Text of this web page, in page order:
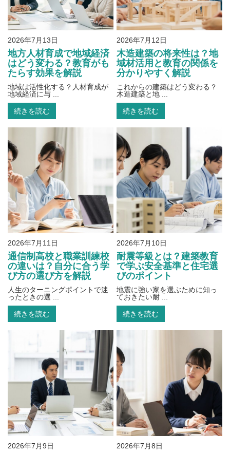
2026年7月13日
地方人材育成で地域経済
はどう変わる？教育がも
たらす効果を解説
地域は活性化する？人材育成が
地域経済に与 ...
続きを読む
2026年7月12日
木造建築の将来性は？地
域材活用と教育の関係を
分かりやすく解説
これからの建築はどう変わる？
木造建築と地 ...
続きを読む
2026年7月11日
通信制高校と職業訓練校
の違いは？自分に合う学
び方の選び方を解説
人生のターニングポイントで迷
ったときの選 ...
続きを読む
2026年7月10日
耐震等級とは？建築教育
で学ぶ安全基準と住宅選
びのポイント
地震に強い家を選ぶために知っ
ておきたい耐 ...
続きを読む
2026年7月9日 2026年7月8日